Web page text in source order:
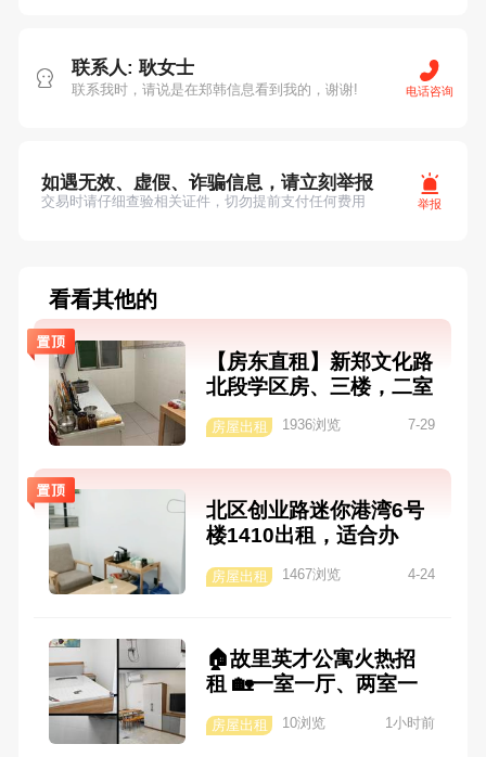
联系人: 耿女士
联系我时，请说是在郑韩信息看到我的，谢谢! 电话咨询
如遇无效、虚假、诈骗信息，请立刻举报
交易时请仔细查验相关证件，切勿提前支付任何费用 举报
看看其他的
【房东直租】新郑文化路
北段学区房、三楼，二室
齐全，采光良好，距离苑
上学不用远行，陪读首
选！电话：1593902789
房屋出租 1936浏览 7-29
北区创业路迷你港湾6号
楼1410出租，适合办
楼车位，楼上也可居住。
房屋出租 1467浏览 4-24
🏠故里英才公寓火热招
租 🏡一室一厅、两室一
房、阅览室，家电齐全拎
房屋出租 10浏览 1小时前